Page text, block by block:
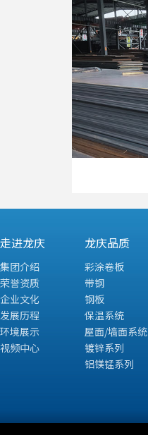
走进龙庆
集团介绍
荣誉资质
企业文化
发展历程
环境展示
视频中心
龙庆品质
彩涂卷板
带钢
钢板
保温系统
屋面/墙面系统
镀锌系列
铝镁锰系列